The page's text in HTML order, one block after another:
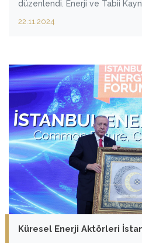
düzenlendi. Enerji ve Tabii
Zorluklar ve Fırsatlar" oturumu
22.11.2024
Küresel Enerji Aktörleri